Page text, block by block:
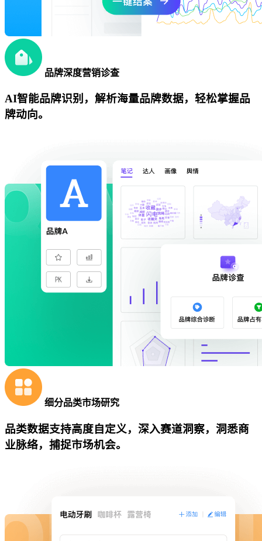
品牌深度营销诊查
AI智能品牌识别，解析海量品牌数据，轻松掌握品
牌动向。
细分品类市场研究
品类数据支持高度自定义，深入赛道洞察，洞悉商
业脉络，捕捉市场机会。